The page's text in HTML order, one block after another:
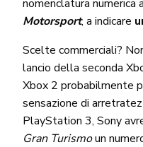
nomenclatura numerica
Motorsport, a indicare
Scelte commerciali?
lancio della seconda
Xbox 2 probabilmente
sensazione di
PlayStation 3, Sony
Gran Turismoun